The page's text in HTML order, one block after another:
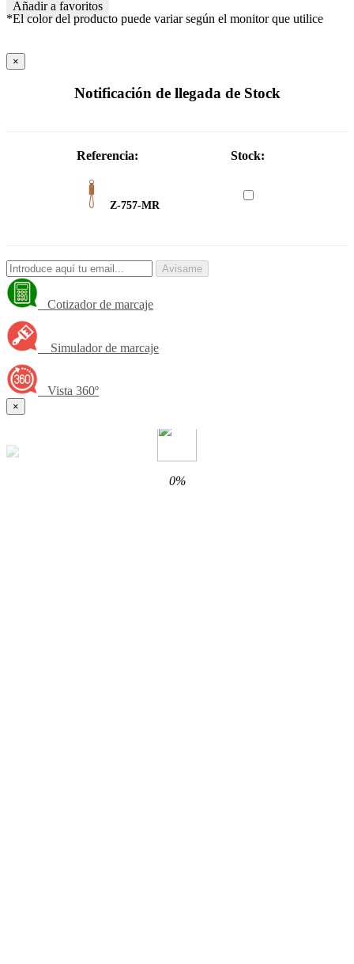
Añadir a favoritos
*El color del producto puede variar según el monitor que utilice
×
Notificación de llegada de Stock
Referencia: Stock:
Z-757-MR
Avisame
Cotizador de marcaje
Simulador de marcaje
Vista 360º
×